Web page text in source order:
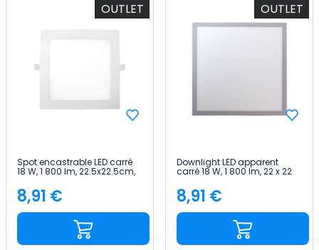
OUTLET
Spot encastrable LED carré
18 W, 1 800 lm, 22.5x22.5cm,
SECOM
Price
8,91 €
OUTLET
Downlight LED apparent
carré 18 W, 1 800 lm, 22 x 22
30 000 h, SECOM
Price
8,91 €